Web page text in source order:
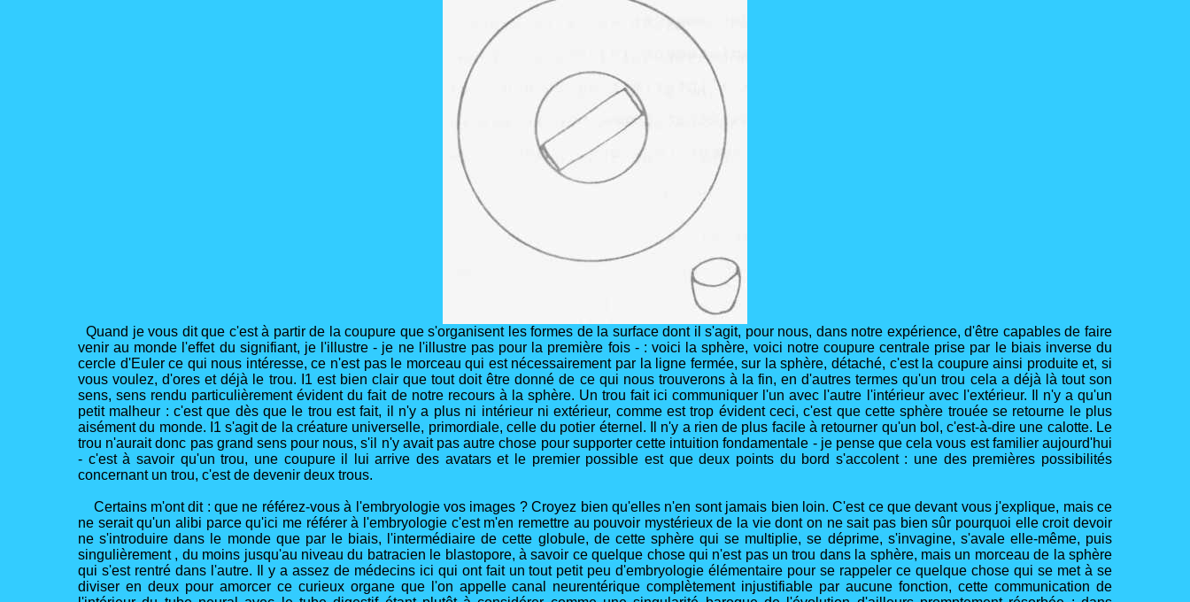
Quand je vous dit que c'est à partir de la coupure que s'organisent les formes de la surface dont il s'agit, pour nous, dans notre expérience, d'être capables de faire
venir au monde l'effet du signifiant, je l'illustre - je ne l'illustre pas pour la première fois - : voici la sphère, voici notre coupure centrale prise par le biais inverse du
cercle d'Euler ce qui nous intéresse, ce n'est pas le morceau qui est nécessairement par la ligne fermée, sur la sphère, détaché, c'est la coupure ainsi produite et, si
vous voulez, d'ores et déjà le trou. I1 est bien clair que tout doit être donné de ce qui nous trouverons à la fin, en d'autres termes qu'un trou cela a déjà là tout son
sens, sens rendu particulièrement évident du fait de notre recours à la sphère. Un trou fait ici communiquer l'un avec l'autre l'intérieur avec l'extérieur. Il n'y a qu'un
petit malheur : c'est que dès que le trou est fait, il n'y a plus ni intérieur ni extérieur, comme est trop évident ceci, c'est que cette sphère trouée se retourne le plus
aisément du monde. I1 s'agit de la créature universelle, primordiale, celle du potier éternel. Il n'y a rien de plus facile à retourner qu'un bol, c'est-à-dire une calotte. Le
trou n'aurait donc pas grand sens pour nous, s'il n'y avait pas autre chose pour supporter cette intuition fondamentale - je pense que cela vous est familier aujourd'hui
- c'est à savoir qu'un trou, une coupure il lui arrive des avatars et le premier possible est que deux points du bord s'accolent : une des premières possibilités
concernant un trou, c'est de devenir deux trous.
Certains m'ont dit : que ne référez-vous à l'embryologie vos images ? Croyez bien qu'elles n'en sont jamais bien loin. C'est ce que devant vous j'explique, mais ce
ne serait qu'un alibi parce qu'ici me référer à l'embryologie c'est m'en remettre au pouvoir mystérieux de la vie dont on ne sait pas bien sûr pourquoi elle croit devoir
ne s'introduire dans le monde que par le biais, l'intermédiaire de cette globule, de cette sphère qui se multiplie, se déprime, s'invagine, s'avale elle-même, puis
singulièrement , du moins jusqu'au niveau du batracien le blastopore, à savoir ce quelque chose qui n'est pas un trou dans la sphère, mais un morceau de la sphère
qui s'est rentré dans l'autre. Il y a assez de médecins ici qui ont fait un tout petit peu d'embryologie élémentaire pour se rappeler ce quelque chose qui se met à se
diviser en deux pour amorcer ce curieux organe que l'on appelle canal neurentérique complètement injustifiable par aucune fonction, cette communication de